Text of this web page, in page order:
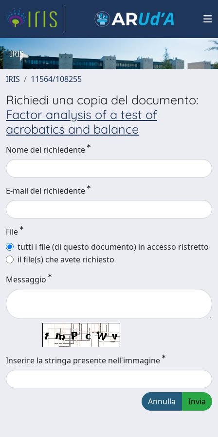
IRIS
IRIS 11564/108255
Richiedi una copia del documento:
Factor analysis of a test of
acrobatics and balance
Nome del richiedente
E-mail del richiedente
File
tutti i file (di questo documento) in accesso ristretto
il file(s) che avete richiesto
Messaggio
Inserire la stringa presente nell'immagine
Annulla Invia